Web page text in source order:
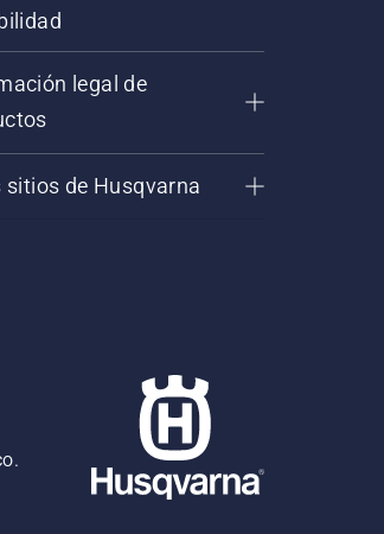
legal de
sitios de Husqvarna